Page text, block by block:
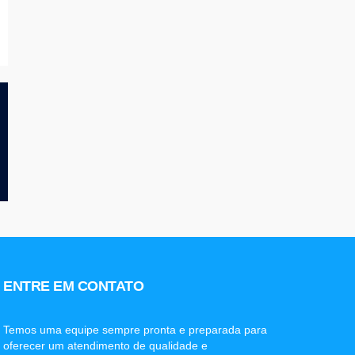
ENTRE EM CONTATO
Temos uma equipe sempre pronta e preparada para
oferecer um atendimento de qualidade e